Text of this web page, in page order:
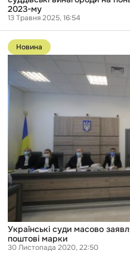
2023-
2023-му
13 Травня 2025, 16:54
Перейти
до
публікації
суди
масово
заявляють
коштів
поштові
марки
Новина
Українські суди масово
поштові марки
30 Листопада 2020, 22:50